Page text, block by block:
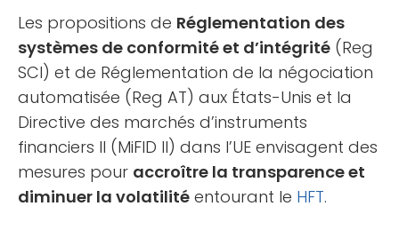
Les propositions de Réglementation des
systèmes de conformité et d’intégrité (Reg
SCI) et de Réglementation de la négociation
automatisée (Reg AT) aux États-Unis et la
Directive des marchés d’instruments
financiers II (MiFID II) dans l’UE envisagent des
mesures pour accroître la transparence et
diminuer la volatilité entourant le HFT.